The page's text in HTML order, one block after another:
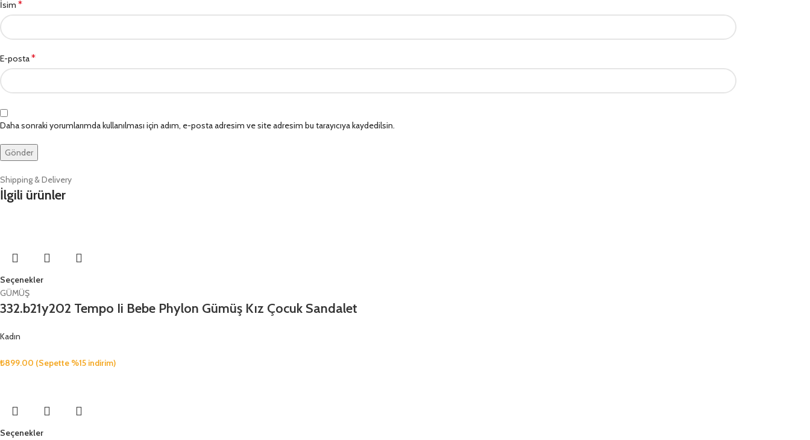
İsim *
E-posta*
Daha sonraki yorumlarımda kullanılması için adım, e-posta adresim ve site adresim bu tarayıcıya kaydedilsin.
Shipping & Delivery
İlgili ürünler
Seçenekler
GÜMÜŞ
332.b21y202 Tempo Ii Bebe Phylon Gümüş Kız Çocuk Sandalet
Kadın
₺899.00 (Sepette %15 indirim)
Seçenekler